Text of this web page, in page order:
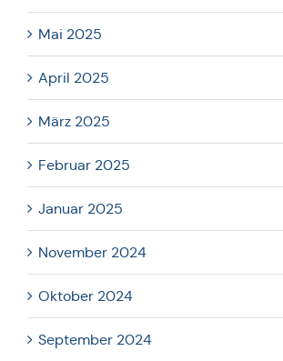
Mai 2025
April 2025
März 2025
Februar 2025
Januar 2025
November 2024
Oktober 2024
September 2024